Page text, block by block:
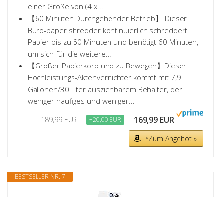
einer Größe von (4 x...
【60 Minuten Durchgehender Betrieb】 Dieser
Büro-paper shredder kontinuierlich schreddert
Papier bis zu 60 Minuten und benötigt 60 Minuten,
um sich für die weitere...
【Großer Papierkorb und zu Bewegen】Dieser
Hochleistungs-Aktenvernichter kommt mit 7,9
Gallonen/30 Liter ausziehbarem Behälter, der
weniger häufiges und weniger...
189,99 EUR −20,00 EUR 169,99 EUR
*Zum Angebot »
BESTSELLER NR. 7